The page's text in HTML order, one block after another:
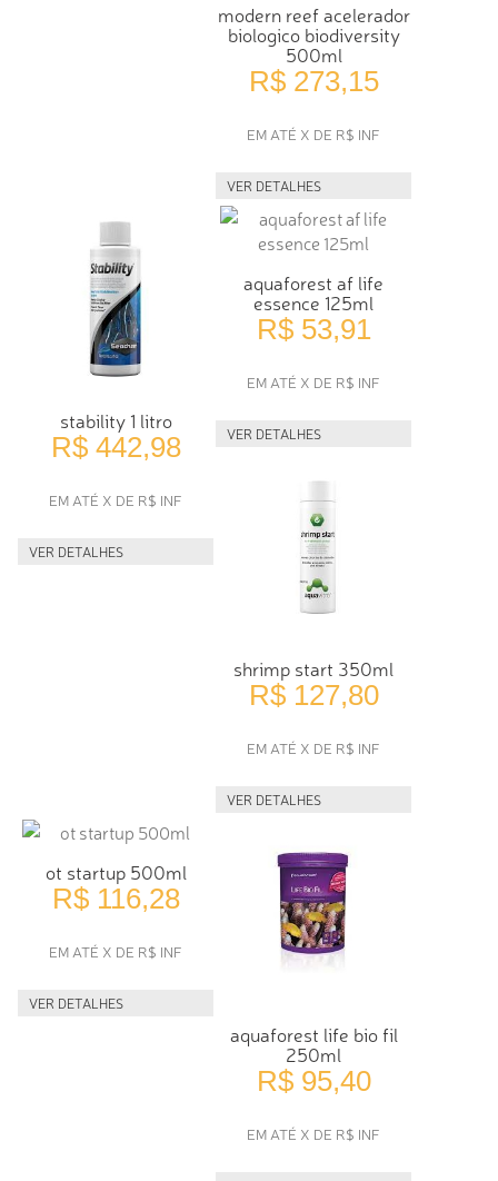
modern reef acelerador
biologico biodiversity
500ml
R$ 273,15
EM ATÉ X DE R$ INF
VER DETALHES
stability 1 litro
R$ 442,98
EM ATÉ X DE R$ INF
VER DETALHES
aquaforest af life
essence 125ml
R$ 53,91
EM ATÉ X DE R$ INF
VER DETALHES
shrimp start 350ml
R$ 127,80
EM ATÉ X DE R$ INF
VER DETALHES
ot startup 500ml
R$ 116,28
EM ATÉ X DE R$ INF
VER DETALHES
aquaforest life bio fil
250ml
R$ 95,40
EM ATÉ X DE R$ INF